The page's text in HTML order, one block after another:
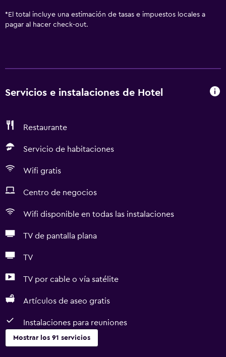
* El total incluye una estimación de tasas e impuestos locales a
pagar al hacer check-out.
Servicios e instalaciones de Hotel
Restaurante
Servicio de habitaciones
Wifi gratis
Centro de negocios
Wifi disponible en todas las instalaciones
TV de pantalla plana
TV
TV por cable o vía satélite
Artículos de aseo gratis
Instalaciones para reuniones
Mostrar los 91 servicios